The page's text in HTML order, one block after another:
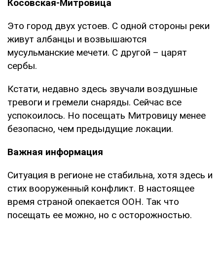
Косовская-Митровица
Это город двух устоев. С одной стороны реки
живут албанцы и возвышаются
мусульманские мечети. С другой – царят
сербы.
Кстати, недавно здесь звучали воздушные
тревоги и гремели снаряды. Сейчас все
успокоилось. Но посещать Митровицу менее
безопасно, чем предыдущие локации.
Важная информация
Ситуация в регионе не стабильна, хотя здесь и
стих вооруженный конфликт. В настоящее
время страной опекается ООН. Так что
посещать ее можно, но с осторожностью.